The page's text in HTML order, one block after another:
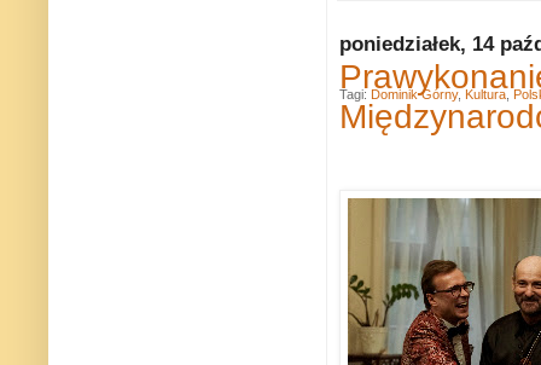
poniedziałek, 14
Tagi: Dominik Górny, Kultura